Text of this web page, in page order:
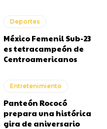
Deportes
México Femenil Sub-23
es tetracampeón de
Centroamericanos
Entretenimiento
Panteón Rococó
prepara una histórica
gira de aniversario